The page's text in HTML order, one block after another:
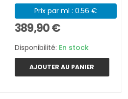
Prix par ml : 0.56 €
389,90 €
Disponibilité: En stock
AJOUTER AU PANIER